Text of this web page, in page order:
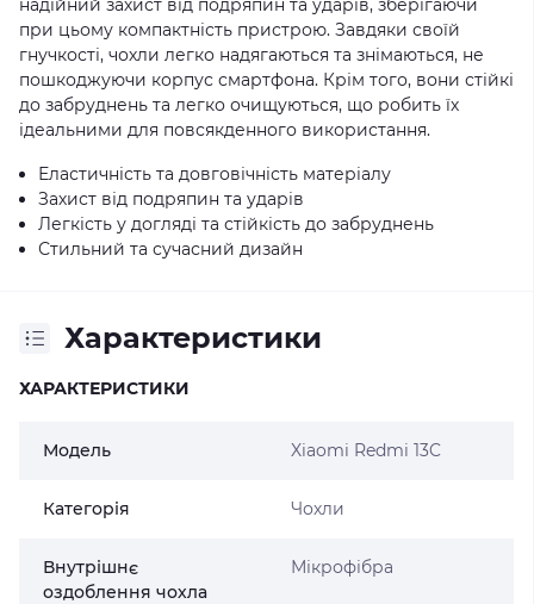
надійний захист від подряпин та ударів, зберігаючи
при цьому компактність пристрою. Завдяки своїй
гнучкості, чохли легко надягаються та знімаються, не
пошкоджуючи корпус смартфона. Крім того, вони стійкі
до забруднень та легко очищуються, що робить їх
ідеальними для повсякденного використання.
Еластичність та довговічність матеріалу
Захист від подряпин та ударів
Легкість у догляді та стійкість до забруднень
Стильний та сучасний дизайн
Характеристики
ХАРАКТЕРИСТИКИ
Модель Xiaomi Redmi 13C
Категорія Чохли
Внутрішнє
оздоблення чохла
Мікрофібра